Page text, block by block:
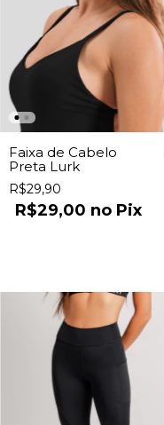
Faixa de Cabelo
Preta Lurk
R$29,90
R$29,00 Pix